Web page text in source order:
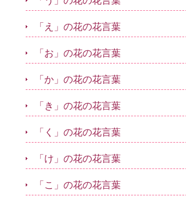
「え」の花の花言葉
「お」の花の花言葉
「か」の花の花言葉
「き」の花の花言葉
「く」の花の花言葉
「け」の花の花言葉
「こ」の花の花言葉